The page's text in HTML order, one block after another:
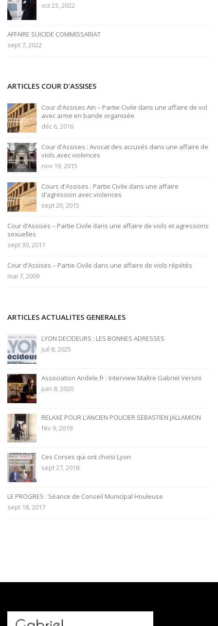
oct 23, 2022
AFFAIRE SUICIDE COMMISSARIAT
sept 7, 2022
ARTICLES COUR D’ASSISES
Cour d'Assises Ain – Partie Civile dans une affaire de vol
avec arme en bande organisée
déc 6, 2016
Cour d'Assises : Avocat des accusés dans une affaire de
viols avec violences
nov 19, 2015
Cours d'Assises : Partie Civile dans une affaire
d'agression avec violences
sept 20, 2015
Cour d’Assises – Partie Civile dans une affaire de viols et agressions
sexuelles
sept 30, 2011
Cour d'Assises – Partie Civile dans une affaire de viols répétés
mai 7, 2009
ARTICLES ACTUALITES GENERALES
LYON DECIDEURS : LES BONNES ADRESSES
juil 8, 2025
Association Andele.fr : Interview Maître Gabriel Versini
juin 8, 2020
RELAXE POUR L’ANCIEN POLICIER SEBASTIEN JALLAMION
fév 9, 2019
Ces Corses qui ont choisi Lyon
sept 27, 2018
LE PROGRES : Séance de Conseil Municipal Houleuse
sept 18, 2017